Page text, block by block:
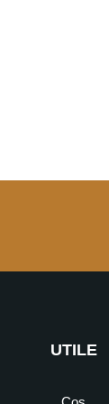
UTILE